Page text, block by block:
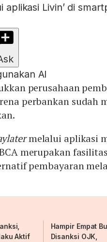
Livin’ di
AI
perusahaan
perbankan sudah
melalui aplikasi
merupakan
pembayaran
Aktif
Hampir Empat
Disanksi OJK,